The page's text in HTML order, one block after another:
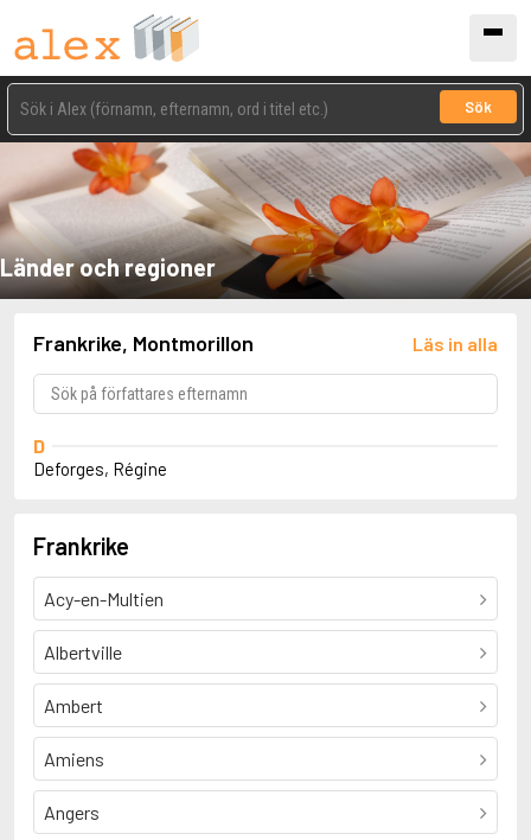
Sök
Länder och regioner
Frankrike, Montmorillon Läs in alla
D
Deforges, Régine
Frankrike
Acy-en-Multien
Albertville
Ambert
Amiens
Angers